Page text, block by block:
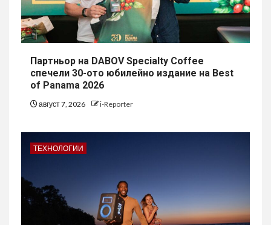
Партньор на DABOV Specialty Coffee
спечели 30-ото юбилейно издание на Best
of Panama 2026
август 7, 2026 i-Reporter
ТЕХНОЛОГИИ